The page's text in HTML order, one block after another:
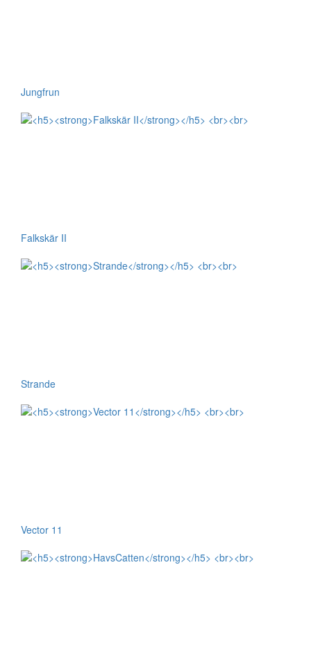
Jungfrun
Falkskär II
Strande
Vector 11